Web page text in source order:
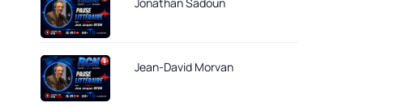
Jonathan Sadoun
Jean-David Morvan